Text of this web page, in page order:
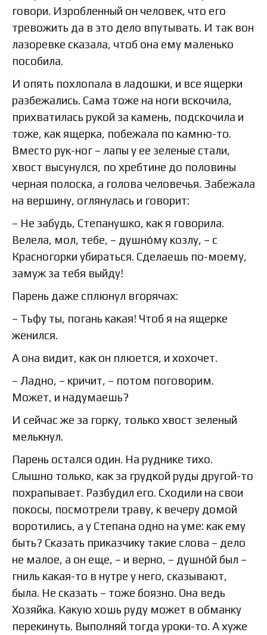
говори. Изробленный он человек, что его
тревожить да в это дело впутывать. И так вон
лазоревке сказала, чтоб она ему маленько
пособила.
И опять похлопала в ладошки, и все ящерки
разбежались. Сама тоже на ноги вскочила,
прихватилась рукой за камень, подскочила и
тоже, как ящерка, побежала по камню-то.
Вместо рук-ног – лапы у ее зеленые стали,
хвост высунулся, по хребтине до половины
черная полоска, а голова человечья. Забежала
на вершину, оглянулась и говорит:
– Не забудь, Степанушко, как я говорила.
Велела, мол, тебе, – душно́му козлу, – с
Красногорки убираться. Сделаешь по-моему,
замуж за тебя выйду!
Парень даже сплюнул вгорячах:
– Тьфу ты, погань какая! Чтоб я на ящерке
женился.
А она видит, как он плюется, и хохочет.
– Ладно, – кричит, – потом поговорим.
Может, и надумаешь?
И сейчас же за горку, только хвост зеленый
мелькнул.
Парень остался один. На руднике тихо.
Слышно только, как за грудкой руды другой-то
похрапывает. Разбудил его. Сходили на свои
покосы, посмотрели траву, к вечеру домой
воротились, а у Степана одно на уме: как ему
быть? Сказать приказчику такие слова – дело
не малое, а он еще, – и верно, – душно́й был –
гниль какая-то в нутре у него, сказывают,
была. Не сказать – тоже боязно. Она ведь
Хозяйка. Какую хошь руду может в обманку
перекинуть. Выполняй тогда уроки-то. А хуже